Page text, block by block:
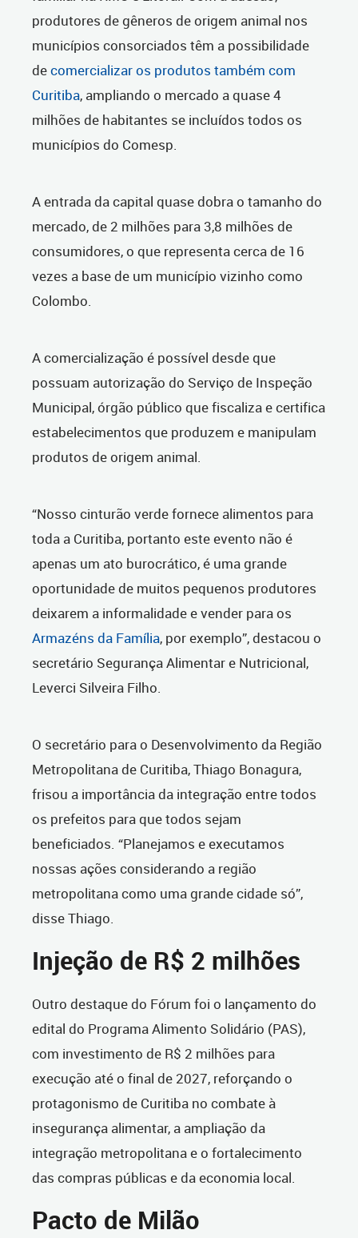
produtores de gêneros de origem animal nos
municípios consorciados têm a possibilidade
decomercializar os produtos também com
Curitiba, ampliando o mercado a quase 4
milhões de habitantes se incluídos todos os
municípios do Comesp.
A entrada da capital quase dobra o tamanho do
mercado, de 2 milhões para 3,8 milhões de
consumidores, o que representa cerca de 16
vezes a base de um município vizinho como
Colombo.
A comercialização é possível desde que
possuam autorização do Serviço de Inspeção
Municipal, órgão público que fiscaliza e certifica
estabelecimentos que produzem e manipulam
produtos de origem animal.
“Nosso cinturão verde fornece alimentos para
toda a Curitiba, portanto este evento não é
apenas um ato burocrático, é uma grande
oportunidade de muitos pequenos produtores
deixarem a informalidade e vender para os
Armazéns da Família, por exemplo”, destacou o
secretário Segurança Alimentar e Nutricional,
Leverci Silveira Filho.
O secretário para o Desenvolvimento da Região
Metropolitana de Curitiba, Thiago Bonagura,
frisou a importância da integração entre todos
os prefeitos para que todos sejam
beneficiados. “Planejamos e executamos
nossas ações considerando a região
metropolitana como uma grande cidade só”,
disse Thiago.
Injeção de R$ 2 milhões
Outro destaque do Fórum foi o lançamento do
edital do Programa Alimento Solidário (PAS),
com investimento de R$ 2 milhões para
execução até o final de 2027, reforçando o
protagonismo de Curitiba no combate à
insegurança alimentar, a ampliação da
integração metropolitana e o fortalecimento
das compras públicas e da economia local.
Pacto de Milão